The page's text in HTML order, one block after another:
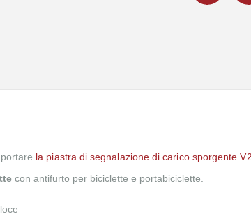
la piastra di segnalazione di carico sporgente
con antifurto per biciclette e portabiciclette.